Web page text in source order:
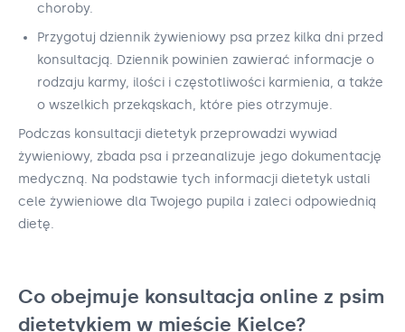
choroby.
Przygotuj dziennik żywieniowy psa przez kilka dni przed
konsultacją. Dziennik powinien zawierać informacje o
rodzaju karmy, ilości i częstotliwości karmienia, a także
o wszelkich przekąskach, które pies otrzymuje.
Podczas konsultacji dietetyk przeprowadzi wywiad
żywieniowy, zbada psa i przeanalizuje jego dokumentację
medyczną. Na podstawie tych informacji dietetyk ustali
cele żywieniowe dla Twojego pupila i zaleci odpowiednią
dietę.
Co obejmuje konsultacja online z psim
dietetykiem w mieście Kielce?